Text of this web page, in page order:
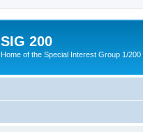
SIG 200
Home of the Special Interest Group 1/200